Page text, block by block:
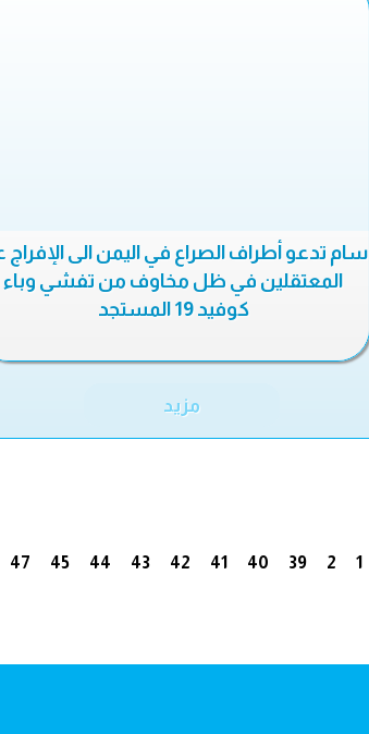
سام تدعو أطراف الصراع في اليمن الى
المعتقلين في ظل مخاوف من تفشي وباء
كوفيد 19 المستجد
مزيد
1
2
39
40
41
42
43
44
45
47